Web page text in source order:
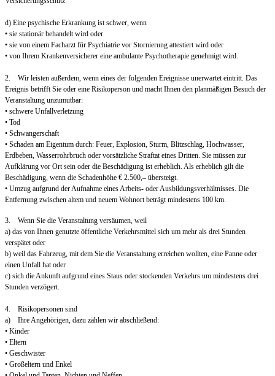
d) Eine psychische Erkrankung ist schwer, wenn
• sie stationär behandelt wird oder
• sie von einem Facharzt für Psychiatrie vor Stornierung attestiert wird oder
• von Ihrem Krankenversicherer eine ambulante Psychotherapie genehmigt wird.
2. Wir leisten außerdem, wenn eines der folgenden Ereignisse unerwartet eintritt. Das
Ereignis betrifft Sie oder eine Risikoperson und macht Ihnen den planmäßigen Besuch der
Veranstaltung unzumutbar:
• schwere Unfallverletzung
• Tod
• Schwangerschaft
• Schaden am Eigentum durch: Feuer, Explosion, Sturm, Blitzschlag, Hochwasser,
Erdbeben, Wasserrohrbruch oder vorsätzliche Straftat eines Dritten. Sie müssen zur
Aufklärung vor Ort sein oder die Beschädigung ist erheblich. Als erheblich gilt die
Beschädigung, wenn die Schadenhöhe € 2.500,– übersteigt.
• Umzug aufgrund der Aufnahme eines Arbeits- oder Ausbildungsverhältnisses. Die
Entfernung zwischen altem und neuem Wohnort beträgt mindestens 100 km.
3. Wenn Sie die Veranstaltung versäumen, weil
a) das von Ihnen genutzte öffentliche Verkehrsmittel sich um mehr als drei Stunden
verspätet oder
b) weil das Fahrzeug, mit dem Sie die Veranstaltung erreichen wollten, eine Panne oder
einen Unfall hat oder
c) sich die Ankunft aufgrund eines Staus oder stockenden Verkehrs um mindestens drei
Stunden verzögert.
4. Risikopersonen sind
a) Ihre Angehörigen, dazu zählen wir abschließend:
• Kinder
• Eltern
• Geschwister
• Großeltern und Enkel